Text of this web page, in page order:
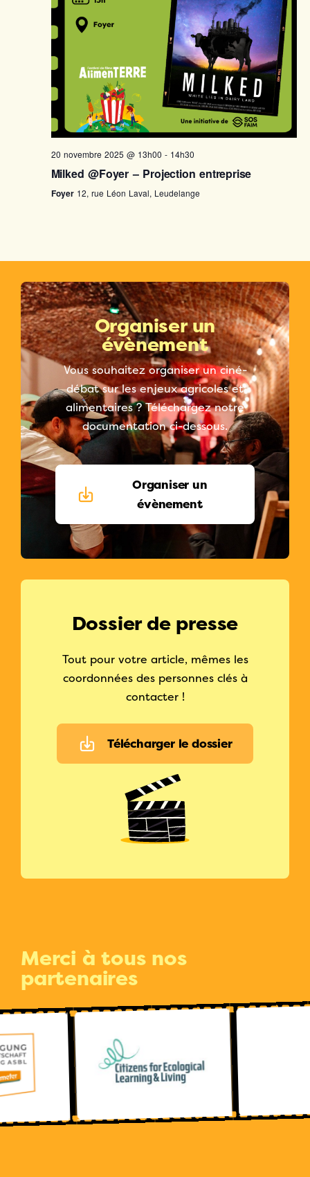
20 novembre 2025 @ 13h00 - 14h30
Milked @Foyer – Projection entreprise
Foyer 12, rue Léon Laval, Leudelange
Organiser un
évènement
Vous souhaitez organiser un ciné-
débat sur les enjeux agricoles et
alimentaires ? Téléchargez notre
documentation ci-dessous.
Organiser un
évènement
Dossier de presse
Tout pour votre article, mêmes les
coordonnées des personnes clés à
contacter !
Télécharger le dossier
Merci à tous nos
partenaires